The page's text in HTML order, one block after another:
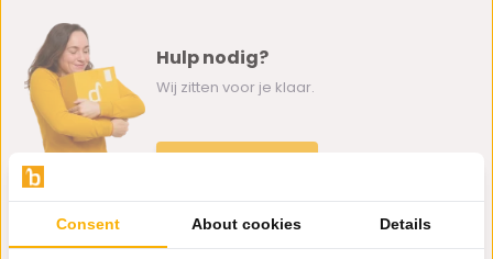
Hulp nodig?
Wij zitten voor je klaar.
klantenservice@bazaaronline.nl
Consent About cookies Details